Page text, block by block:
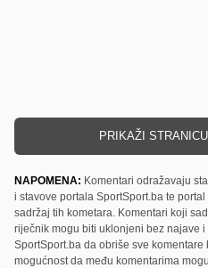
PRIKAŽI
NAPOMENA: Komentari odražavaju
i stavove portala SportSport.ba te
sadržaj tih kometara. Komentari koji
riječnik mogu biti uklonjeni bez najave
SportSport.ba da obriše sve
mogućnost da među komentarima